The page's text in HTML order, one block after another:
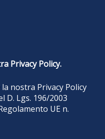
Privacy Policy.
la nostra Privacy Policy
D. Lgs. 196/2003
UE n.